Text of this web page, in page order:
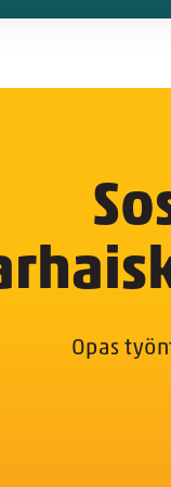
Opas